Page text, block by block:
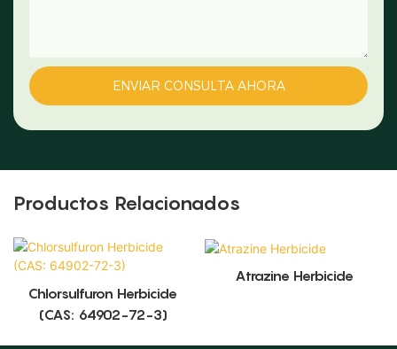
ENVIAR CONSULTA AHORA
Productos Relacionados
Chlorsulfuron Herbicide
(CAS: 64902-72-3)
Atrazine Herbicide